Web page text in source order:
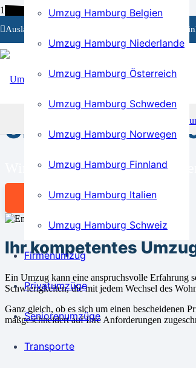
Auslandsumzüge
Umzug Hamburg Belgien
Umzug Hamburg Niederlande
Umzug Hamburg Österreich
Umzug Hamburg Schweden
Umzug Hamburg Norwegen
Umzug Hamburg Finnland
Umzug Hamburg Italien
Umzug Hamburg Schweiz
Firmenumzug
Privatumzüge
Seniorenumzüge
Transporte
BEI UNS SIND SIE RICHTIG!
Wir sind Ihr kompetenter
Angebot anfordern
Ihr kompetentes
Ein Umzug kann eine anspruchsvolle Erfahrung
Schwierigkeiten, die mit jedem Wechsel des
Ganz gleich, ob es sich um einen bescheidenen
maßgeschneidert auf Ihre Anforderungen